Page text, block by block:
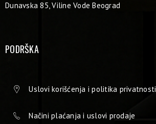
Dunavska 85, Viline Vode Beograd
PODRŠKA
Uslovi korišćenja i politika privatnosti
Načini plaćanja i uslovi prodaje